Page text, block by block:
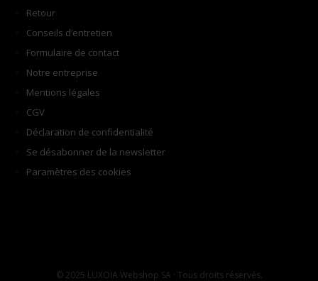
Retour
Conseils d’entretien
Formulaire de contact
Notre entreprise
Mentions légales
CGV
Déclaration de confidentialité
Se désabonner de la newsletter
Paramètres des cookies
© 2025 LUXOIA Webshop SA · Tous droits réservés.